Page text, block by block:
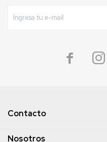
 
Contacto
Nosotros